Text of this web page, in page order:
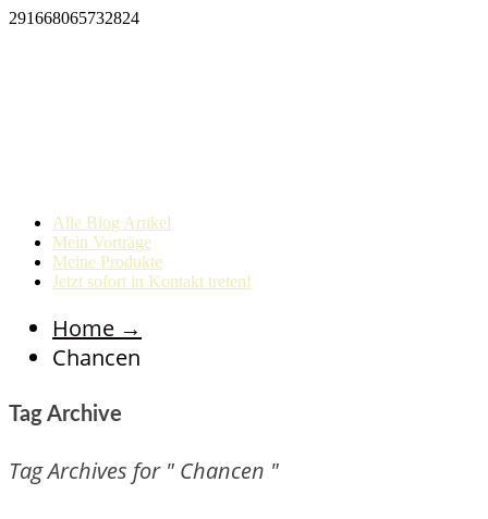
291668065732824
Alle Blog Artikel
Mein Vorträge
Meine Produkte
Jetzt sofort in Kontakt treten!
Home →
Chancen
Tag Archive
Tag Archives for " Chancen "